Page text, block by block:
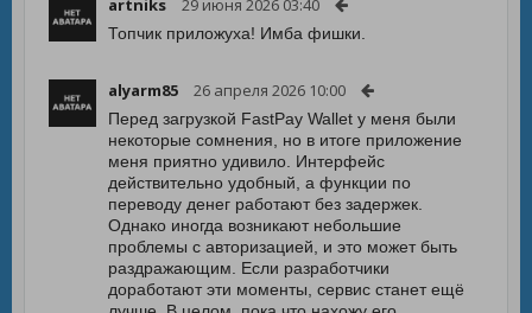
artniks 29 июня 2026 03:40
Топчик приложуха! Имба фишки.
alyarm85 26 апреля 2026 10:00
Перед загрузкой FastPay Wallet у меня были
некоторые сомнения, но в итоге приложение
меня приятно удивило. Интерфейс
действительно удобный, а функции по
переводу денег работают без задержек.
Однако иногда возникают небольшие
проблемы с авторизацией, и это может быть
раздражающим. Если разработчики
доработают эти моменты, сервис станет ещё